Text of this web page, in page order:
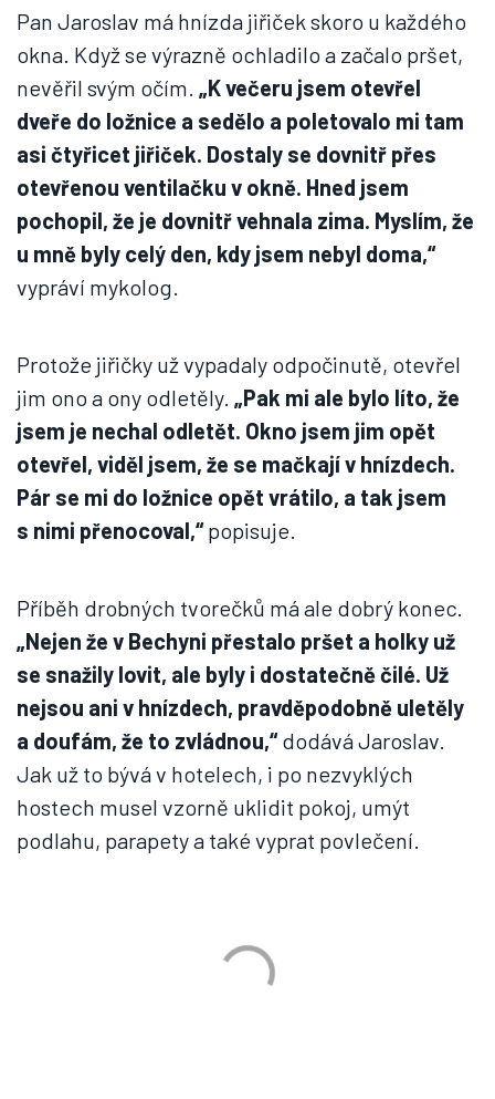
Pan Jaroslav má hnízda jiřiček skoro u každého
okna. Když se výrazně ochladilo a začalo pršet,
nevěřil svým očím. „K večeru jsem otevřel
dveře do ložnice a sedělo a poletovalo mi tam
asi čtyřicet jiřiček. Dostaly se dovnitř přes
otevřenou ventilačku v okně. Hned jsem
pochopil, že je dovnitř vehnala zima. Myslím, že
u mně byly celý den, kdy jsem nebyl doma,“
vypráví mykolog.
Protože jiřičky už vypadaly odpočinutě, otevřel
jim ono a ony odletěly. „Pak mi ale bylo líto, že
jsem je nechal odletět. Okno jsem jim opět
otevřel, viděl jsem, že se mačkají v hnízdech.
Pár se mi do ložnice opět vrátilo, a tak jsem
s nimi přenocoval,“popisuje.
Příběh drobných tvorečků má ale dobrý konec.
„Nejen že v Bechyni přestalo pršet a holky už
se snažily lovit, ale byly i dostatečně čilé. Už
nejsou ani v hnízdech, pravděpodobně uletěly
a doufám, že to zvládnou,“dodává Jaroslav.
Jak už to bývá v hotelech, i po nezvyklých
hostech musel vzorně uklidit pokoj, umýt
podlahu, parapety a také vyprat povlečení.